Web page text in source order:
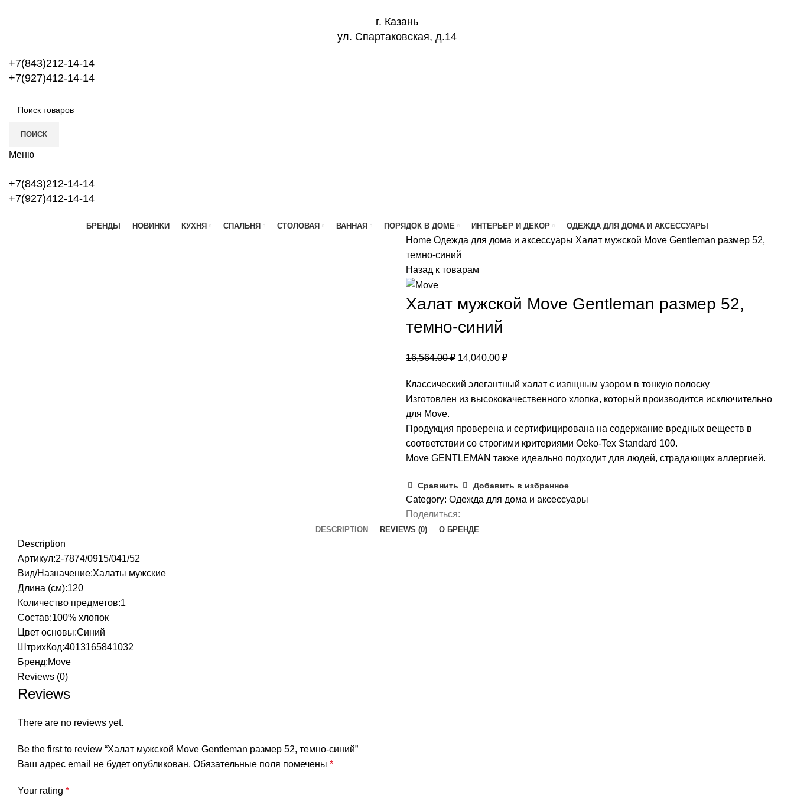
г. Казань
ул. Спартаковская, д.14
+7(843)212-14-14
+7(927)412-14-14
ПОИСК
Меню
+7(843)212-14-14
+7(927)412-14-14
БРЕНДЫ НОВИНКИ КУХНЯ СПАЛЬНЯ СТОЛОВАЯ ВАННАЯ ПОРЯДОК В ДОМЕ ИНТЕРЬЕР И ДЕКОР ОДЕЖДА ДЛЯ ДОМА И АКСЕССУАРЫ
Home Одежда для дома и аксессуары Халат мужской Move Gentleman размер 52,
темно-синий
Назад к товарам
Халат мужской Move Gentleman размер 52,
темно-синий
16,564.00₽ 14,040.00 ₽
Классический элегантный халат с изящным узором в тонкую полоску
Изготовлен из высококачественного хлопка, который производится исключительно
для Move.
Продукция проверена и сертифицирована на содержание вредных веществ в
соответствии со строгими критериями Oeko-Tex Standard 100.
Move GENTLEMAN также идеально подходит для людей, страдающих аллергией.
Сравнить Добавить в избранное
Category: Одежда для дома и аксессуары
Поделиться:
DESCRIPTION REVIEWS (0) О БРЕНДЕ
Description
Артикул:2-7874/0915/041/52
Вид/Назначение:Халаты мужские
Длина (см):120
Количество предметов:1
Состав:100% хлопок
Цвет основы:Синий
ШтрихКод:4013165841032
Бренд:Move
Reviews (0)
Reviews
There are no reviews yet.
Be the first to review “Халат мужской Move Gentleman размер 52, темно-синий”
Ваш адрес email не будет опубликован. Обязательные поля помечены *
Your rating *